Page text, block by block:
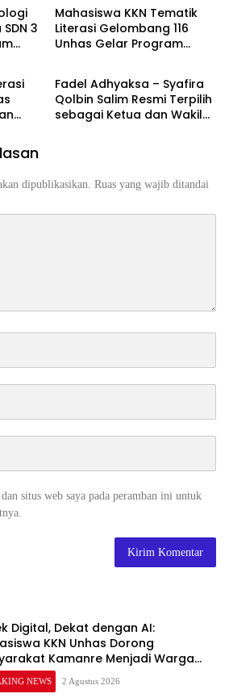
3
Mahasiswa KKN Tematik
Literasi Gelombang 116
Unhas Gelar Program
Membaca Nyaring
BREAKING NEWS
Fadel Adhyaksa – Syafira
Qolbin Salim Resmi Terpilih
sebagai Ketua dan Wakil
dipublikasikan. Ruas yang wajib ditandai
situs web saya pada peramban ini untuk
Digital, Dekat dengan AI:
KKN Unhas Dorong
Kamanre Menjadi Warga
yang Cerdas dan Adaptif
NEWS 2 Agustus 2026